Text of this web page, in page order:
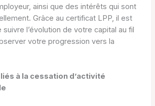
ainsi que des intérêts qui sont
Grâce au certificat LPP, il est
l’évolution de votre capital au fil
votre progression vers la
à la cessation d’activité